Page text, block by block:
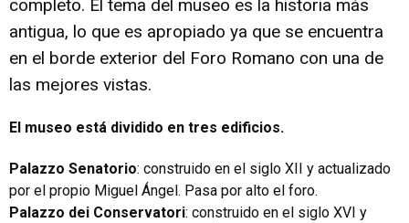
completo. El tema del museo es la historia más
antigua, lo que es apropiado ya que se encuentra
en el borde exterior del Foro Romano con una de
las mejores vistas.
El museo está dividido en tres edificios.
Palazzo Senatorio: construido en el siglo XII y actualizado
por el propio Miguel Ángel. Pasa por alto el foro.
Palazzo dei Conservatori: construido en el siglo XVI y